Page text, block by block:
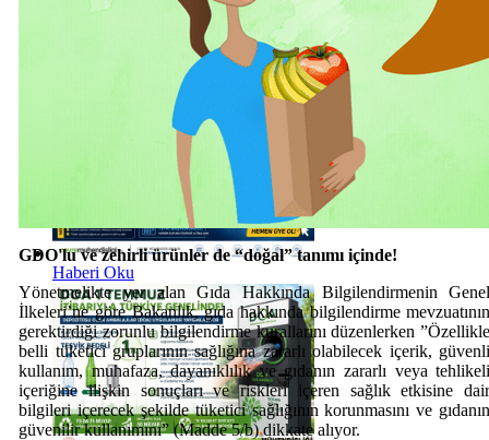
Haberi Oku
GDO'lu ve zehirli ürünler de “doğal” tanımı içinde!
Yönetmelikte yer alan Gıda Hakkında Bilgilendirmenin
İlkeleri’ne göre Bakanlık, gıda hakkında bilgilendirme
gerektirdiği zorunlu bilgilendirme kurallarını düzenlerken
belli tüketici gruplarının sağlığına zararlı olabilecek içerik,
kullanım, muhafaza, dayanıklılık ve gıdanın zararlı veya
içeriğine ilişkin sonuçları ve riskleri içeren sağlık etkisine
bilgileri içerecek şekilde tüketici sağlığının korunmasını ve
güvenilir kullanımını” (Madde 5/b) dikkate alıyor.